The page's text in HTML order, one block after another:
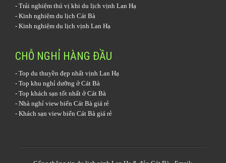
- Trải nghiệm thú vị khi du lịch vịnh Lan Hạ
- Kinh nghiệm du lịch Cát Bà
- Kinh nghiệm du lịch vịnh Lan Hạ
CHỖ NGHỈ HÀNG ĐẦU
- Top du thuyền đẹp nhất vịnh Lan Hạ
- Top khu nghỉ dưỡng ở Cát Bà
- Top khách sạn tốt nhất ở Cát Bà
- Nhà nghỉ view biển Cát Bà giá rẻ
- Khách sạn view biển Cát Bà giá rẻ